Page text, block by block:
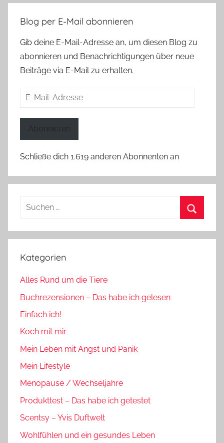
Blog per E-Mail abonnieren
Gib deine E-Mail-Adresse an, um diesen Blog zu
abonnieren und Benachrichtigungen über neue
Beiträge via E-Mail zu erhalten.
E-
Abonnieren
Schließe dich 1.619 anderen Abonnenten an
Suchen
Kategorien
Alles Rund um die Tiere
Buchrezensionen – Das habe ich gelesen
Einfach ich!
Koch mit mir
Mein Leben mit Angst und Panik
Mein Lifestyle
Menopause / Wechseljahre
Produkttest – Das habe ich getestet
Scentsy – Yvis Duftwelt
Wohlfühlen und ein gesundes Leben